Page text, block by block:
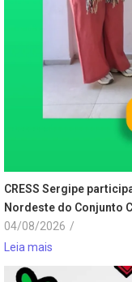
CRESS Sergipe
Nordeste do Conjunto
04/08/2026 /
Leia mais